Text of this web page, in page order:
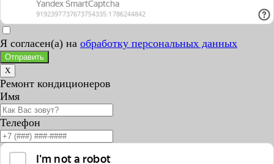
Я согласен(а) на обработку персональных данных
Отправить
X
Ремонт кондиционеров
Имя
Телефон